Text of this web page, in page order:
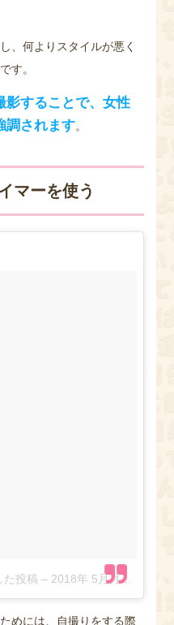
、何よりスタイルが悪く
す。
影することで、女性
調されます。
マーを使う
た投稿 – 2018年 5月月21日午後5時32分PDT
めには、自撮りをする際